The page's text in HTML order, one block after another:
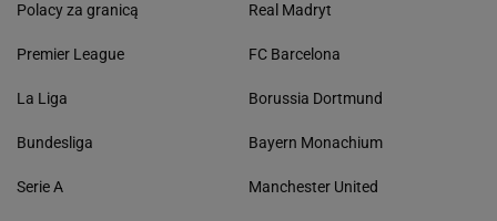
Polacy za granicą
Premier League
La Liga
Bundesliga
Serie A
Real Madryt
FC Barcelona
Borussia Dortmund
Bayern Monachium
Manchester United